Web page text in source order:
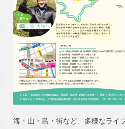
海・山・島・街など、多様なライ